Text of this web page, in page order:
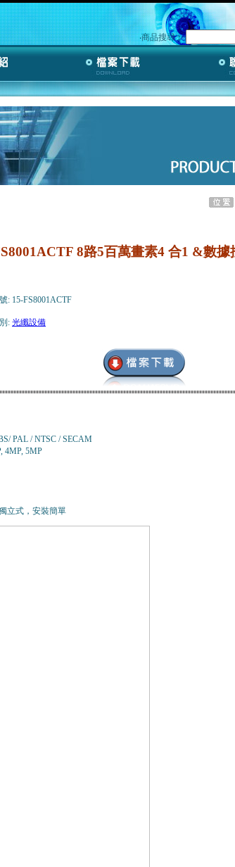
‧商品搜尋︰
8路5百萬畫素4 合1 &數據
: 15-FS8001ACTF
: 光纖設備
PAL / NTSC / SECAM
4MP, 5MP
立式，安裝簡單